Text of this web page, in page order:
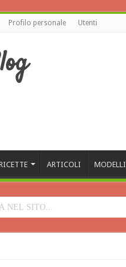
Profilo personale Utenti
ARTICOLI MODELLI